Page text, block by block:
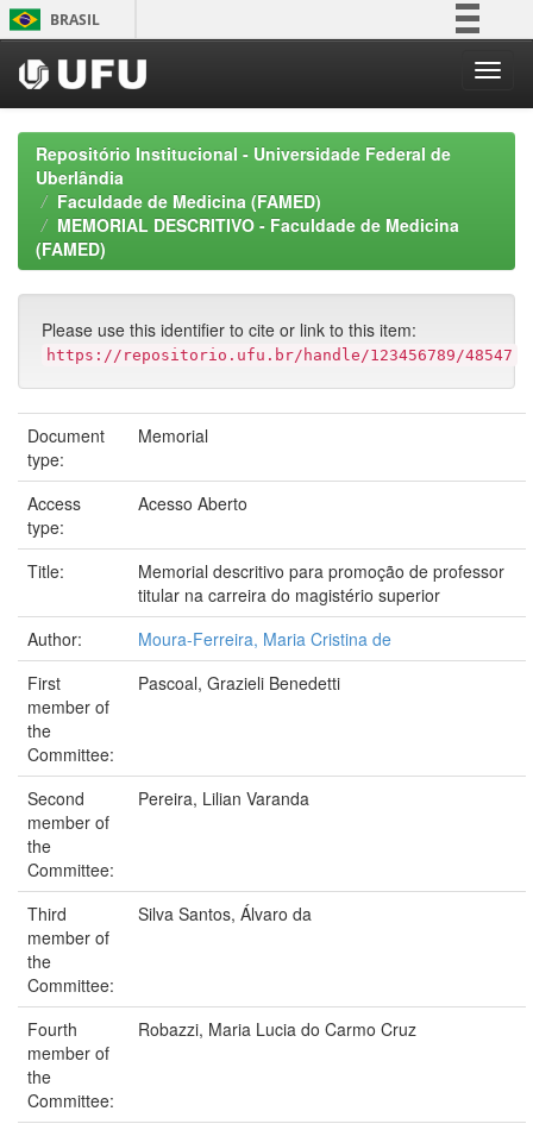
Skip
navigation
BRASIL
Participe
Acesso à informação
Canais
Repositório Institucional - Universidade Federal de
Uberlândia
Faculdade de Medicina (FAMED)
MEMORIAL DESCRITIVO - Faculdade de Medicina
(FAMED)
Please use this identifier to cite or link to this item:
https://repositorio.ufu.br/handle/123456789/48547
Document
type:
Memorial
Access
type:
Acesso Aberto
Title:
Memorial descritivo para promoção de professor
titular na carreira do magistério superior
Author:
Moura-Ferreira, Maria Cristina de
First
member of
the
Committee:
Pascoal, Grazieli Benedetti
Second
member of
the
Committee:
Pereira, Lilian Varanda
Third
member of
the
Committee:
Silva Santos, Álvaro da
Fourth
member of
the
Committee:
Robazzi, Maria Lucia do Carmo Cruz